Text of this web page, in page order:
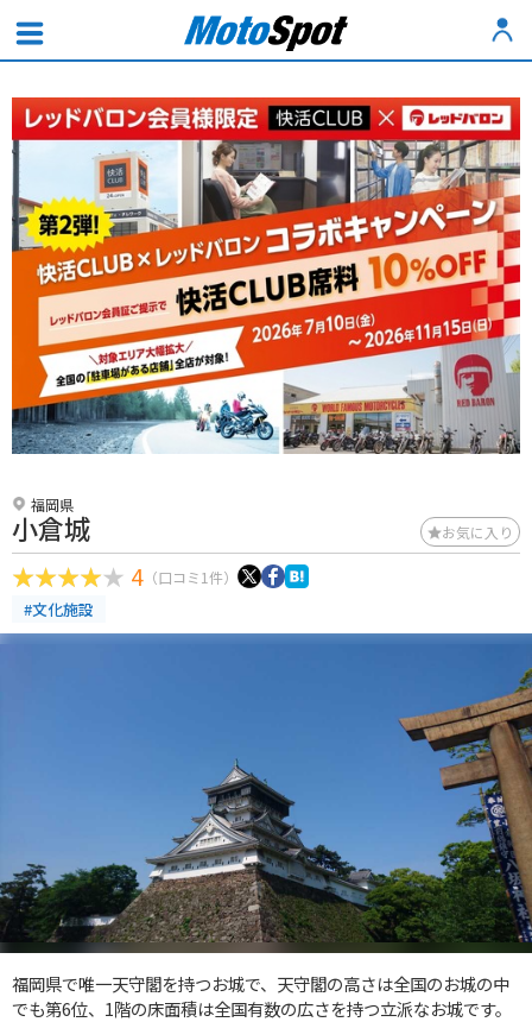
福岡県
小倉城 お気に入り
4 （口コミ1件）
#文化施設
福岡県で唯一天守閣を持つお城で、天守閣の高さは全国のお城の中
でも第6位、1階の床面積は全国有数の広さを持つ立派なお城です。